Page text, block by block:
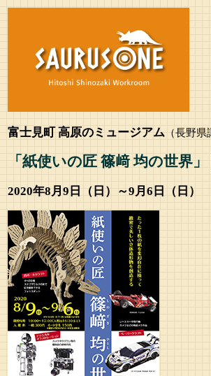
富士見町 高原のミュージアム（長野県
「紙使いの匠 篠﨑 均の世界
2020年8月9日（日）～9月6日（日）